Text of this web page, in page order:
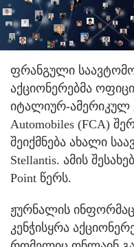
ფრანგული
აქციონერებმა
იტალიურ-ამერიკულ
Automobiles (FCA)
შეიქმნება ახალი
Stellantis. ამის
Point წერს.
ჟურნალის
კენჭისყრა